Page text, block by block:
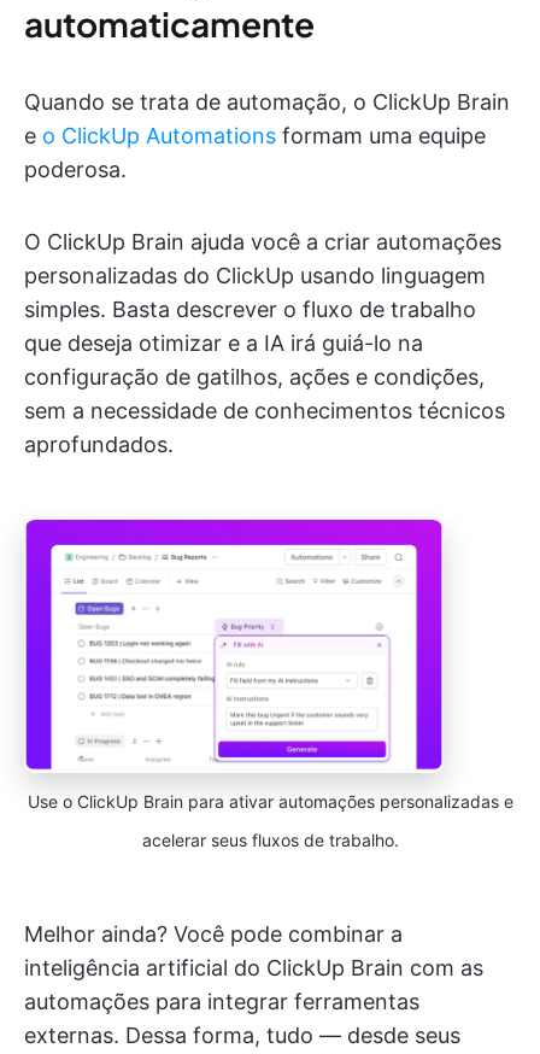
automaticamente
Quando se trata de automação, o ClickUp Brain
e o ClickUp Automations formam uma equipe
poderosa.
O ClickUp Brain ajuda você a criar automações
personalizadas do ClickUp usando linguagem
simples. Basta descrever o fluxo de trabalho
que deseja otimizar e a IA irá guiá-lo na
configuração de gatilhos, ações e condições,
sem a necessidade de conhecimentos técnicos
aprofundados.
Use o ClickUp Brain para ativar automações personalizadas e
acelerar seus fluxos de trabalho.
Melhor ainda? Você pode combinar a
inteligência artificial do ClickUp Brain com as
automações para integrar ferramentas
externas. Dessa forma, tudo — desde seus